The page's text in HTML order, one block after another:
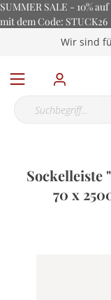
SUMMER SALE - 10%
mit dem Code: STUCK26
Wir sind
Sockelleiste
70 x